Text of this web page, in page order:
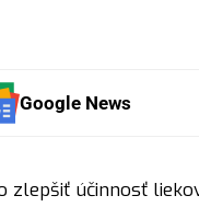
Google News
zlepšiť účinnosť